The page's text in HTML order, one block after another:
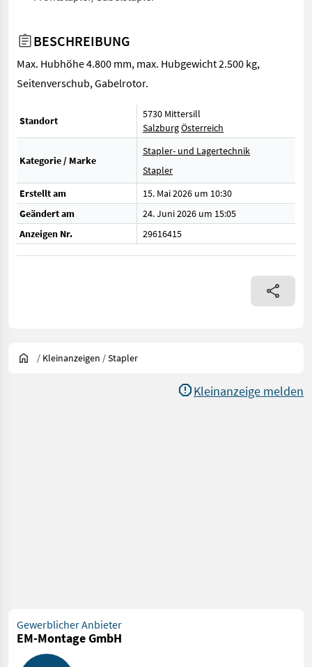
BESCHREIBUNG
Max. Hubhöhe 4.800 mm, max. Hubgewicht 2.500 kg,
Seitenverschub, Gabelrotor.
Standort
5730 Mittersill
SalzburgÖsterreich
Kategorie / Marke
Stapler- und Lagertechnik
Stapler
Erstellt am
15. Mai 2026 um 10:30
Geändert am
24. Juni 2026 um 15:05
Anzeigen Nr.
29616415
/ Kleinanzeigen /Stapler
Kleinanzeige melden
Gewerblicher Anbieter
EM-Montage GmbH